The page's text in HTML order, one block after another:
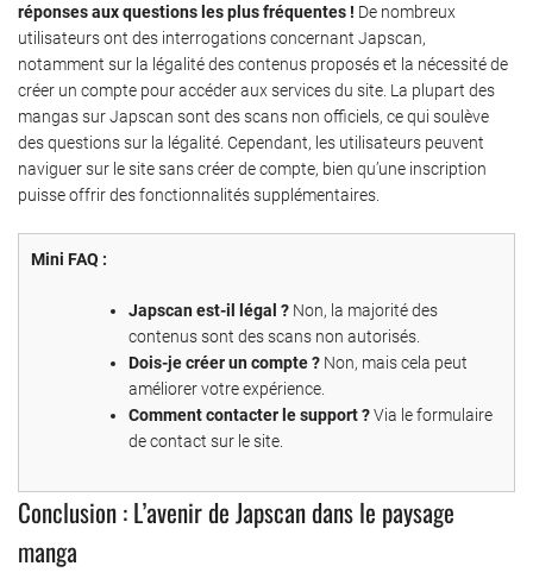
réponses aux questions les plus fréquentes ! De nombreux
utilisateurs ont des interrogations concernant Japscan,
notamment sur la légalité des contenus proposés et la nécessité de
créer un compte pour accéder aux services du site. La plupart des
mangas sur Japscan sont des scans non officiels, ce qui soulève
des questions sur la légalité. Cependant, les utilisateurs peuvent
naviguer sur le site sans créer de compte, bien qu’une inscription
puisse offrir des fonctionnalités supplémentaires.
Mini FAQ :
Japscan est-il légal ? Non, la majorité des
contenus sont des scans non autorisés.
Dois-je créer un compte ? Non, mais cela peut
améliorer votre expérience.
Comment contacter le support ?Via le formulaire
de contact sur le site.
Conclusion : L’avenir de Japscan dans le paysage
manga